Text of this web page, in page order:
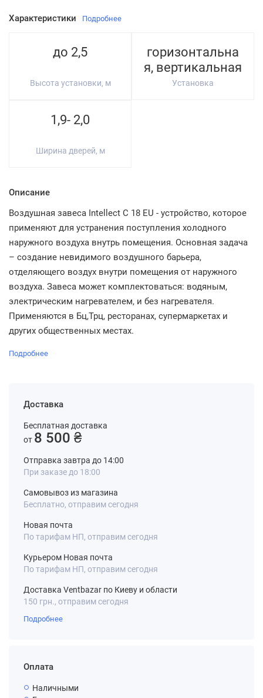
Характеристики Подробнее
до 2,5
Высота установки, м
горизонтальна
я, вертикальная
Установка
1,9- 2,0
Ширина дверей, м
Описание
Воздушная завеса Intellect C 18 EU - устройство, которое
применяют для устранения поступления холодного
наружного воздуха внутрь помещения. Основная задача
– создание невидимого воздушного барьера,
отделяющего воздух внутри помещения от наружного
воздуха. Завеса может комплектоваться: водяным,
электрическим нагревателем, и без нагревателя.
Применяются в Бц,Трц, ресторанах, супермаркетах и
других общественных местах.
Подробнее
Доставка
Бесплатная доставка
от 8 500 ₴
Отправка завтра до 14:00
При заказе до 18:00
Самовывоз из магазина
Бесплатно, отправим сегодня
Новая почта
По тарифам НП, отправим сегодня
Курьером Новая почта
По тарифам НП, отправим сегодня
Доставка Ventbazar по Киеву и области
150 грн., отправим сегодня
Подробнее
Оплата
Наличными